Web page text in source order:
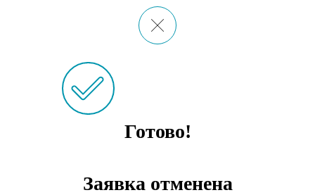
Готово!
Заявка отменена